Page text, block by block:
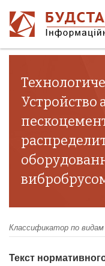
Устройство
Классификатор по
Текст